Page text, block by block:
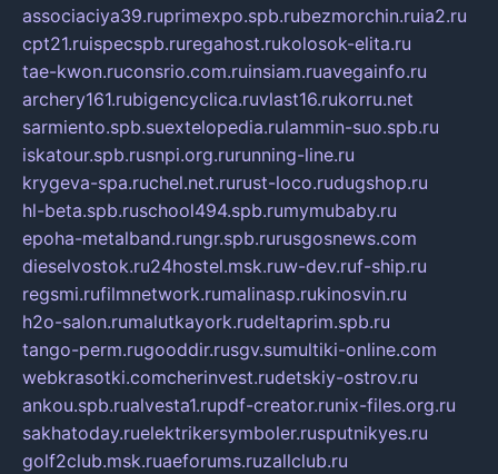
associaciya39.ruprimexpo.spb.rubezmorchin.ruia2.ru
cpt21.ruispecspb.ruregahost.rukolosok-elita.ru
tae-kwon.ruconsrio.com.ruinsiam.ruavegainfo.ru
archery161.rubigencyclica.ruvlast16.rukorru.net
sarmiento.spb.suextelopedia.rulammin-suo.spb.ru
iskatour.spb.rusnpi.org.rurunning-line.ru
krygeva-spa.ruchel.net.rurust-loco.rudugshop.ru
hl-beta.spb.ruschool494.spb.rumymubaby.ru
epoha-metalband.rungr.spb.rurusgosnews.com
dieselvostok.ru24hostel.msk.ruw-dev.ruf-ship.ru
regsmi.rufilmnetwork.rumalinasp.rukinosvin.ru
h2o-salon.rumalutkayork.rudeltaprim.spb.ru
tango-perm.rugooddir.rusgv.sumultiki-online.com
webkrasotki.comcherinvest.rudetskiy-ostrov.ru
ankou.spb.rualvesta1.rupdf-creator.runix-files.org.ru
sakhatoday.ruelektrikersymboler.rusputnikyes.ru
golf2club.msk.ruaeforums.ruzallclub.ru